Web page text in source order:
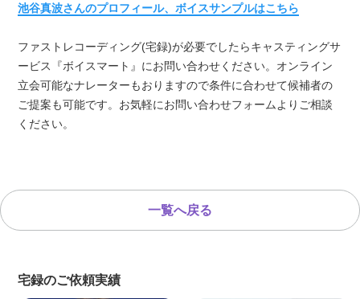
池谷真波さんのプロフィール、ボイスサンプルはこちら
ファストレコーディング(宅録)が必要でしたらキャスティングサ
ービス『ボイスマート』にお問い合わせください。オンライン
立会可能なナレーターもおりますので条件に合わせて候補者の
ご提案も可能です。お気軽にお問い合わせフォームよりご相談
ください。
一覧へ戻る
宅録のご依頼実績